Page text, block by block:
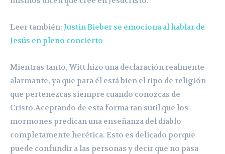
Leer también: Justin Bieber se emociona al hablar de
Jesús en pleno concierto
Mientras tanto, Witt hizo una declaración realmente
alarmante, ya que para él está bien el tipo de religión
que pertenezcas siempre cuando conozcas de
Cristo.Aceptando de esta forma tan sutil que los
mormones predican una enseñanza del diablo
completamente herética. Esto es delicado porque
puede confundir a las personas y decir que no pasa